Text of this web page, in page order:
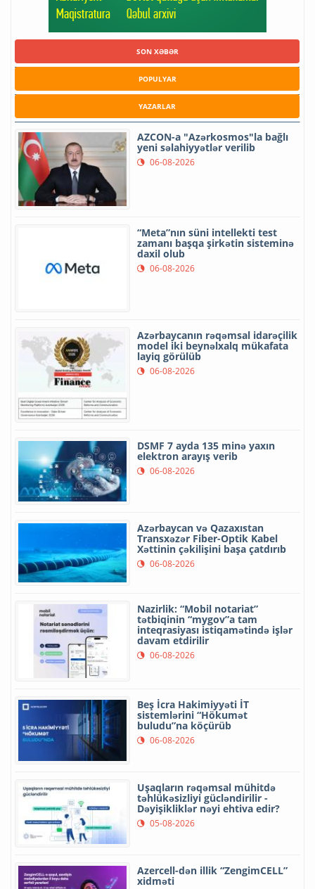
SON XƏBƏR
POPULYAR
YAZARLAR
AZCON-a "Azərkosmos"la bağlı
yeni səlahiyyətlər verilib
06-08-2026
“Meta”nın süni intellekti test
zamanı başqa şirkətin sisteminə
daxil olub
06-08-2026
Azərbaycanın rəqəmsal idarəçilik
model iki beynəlxalq mükafata
layiq görülüb
06-08-2026
DSMF 7 ayda 135 minə yaxın
elektron arayış verib
06-08-2026
Azərbaycan və Qazaxıstan
Transxəzər Fiber-Optik Kabel
Xəttinin çəkilişini başa çatdırıb
06-08-2026
Nazirlik: “Mobil notariat”
tətbiqinin “mygov”a tam
inteqrasiyası istiqamətində işlər
davam etdirilir
06-08-2026
Beş İcra Hakimiyyəti İT
sistemlərini “Hökumət
buludu”na köçürüb
06-08-2026
Uşaqların rəqəmsal mühitdə
təhlükəsizliyi gücləndirilir -
Dəyişikliklər nəyi ehtiva edir?
05-08-2026
Azercell-dən illik “ZengimCELL”
xidməti